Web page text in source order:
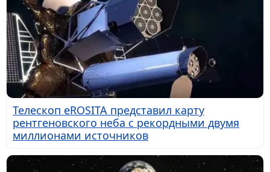
Телескоп eROSITA представил карту
рентгеновского неба с рекордными двумя
миллионами источников